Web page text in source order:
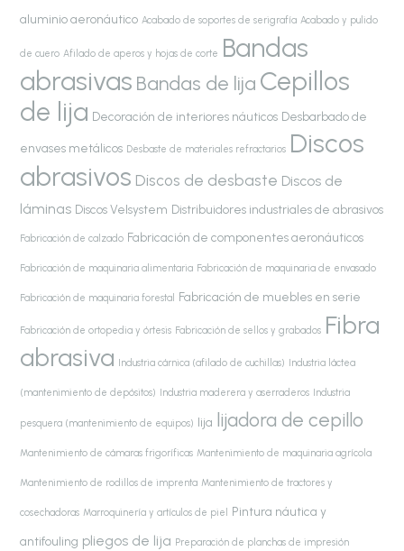
aluminio aeronáutico Acabado de soportes de serigrafía Acabado y pulido
de cuero Afilado de aperos y hojas de corte Bandas
abrasivas Bandas de lija Cepillos
de lija Decoración de interiores náuticos Desbarbado de
envases metálicos Desbaste de materiales refractarios Discos
abrasivos Discos de desbaste Discos de
láminas Discos Velsystem Distribuidores industriales de abrasivos
Fabricación de calzado Fabricación de componentes aeronáuticos
Fabricación de maquinaria alimentaria Fabricación de maquinaria de envasado
Fabricación de maquinaria forestal Fabricación de muebles en serie
Fabricación de ortopedia y órtesis Fabricación de sellos y grabados Fibra
abrasiva
Industria cárnica (afilado de cuchillas) Industria láctea
(mantenimiento de depósitos) Industria maderera y aserraderos Industria
pesquera (mantenimiento de equipos) lija lijadora de cepillo
Mantenimiento de cámaras frigoríficas Mantenimiento de maquinaria agrícola
Mantenimiento de rodillos de imprenta Mantenimiento de tractores y
cosechadoras Marroquinería y artículos de piel Pintura náutica y
antifouling pliegos de lija Preparación de planchas de impresión